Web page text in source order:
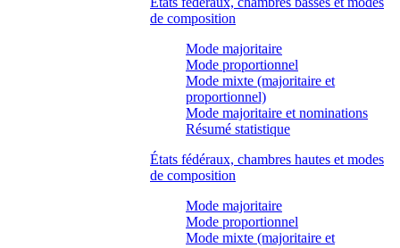
de composition
Mode majoritaire
Mode proportionnel
Mode mixte (majoritaire et
proportionnel)
Mode majoritaire et nominations
Résumé statistique
États fédéraux, chambres hautes et modes
de composition
Mode majoritaire
Mode proportionnel
Mode mixte (majoritaire et